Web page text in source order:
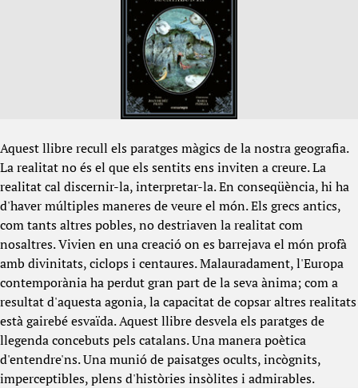
Aquest llibre recull els paratges màgics de la nostra geografia.
La realitat no és el que els sentits ens inviten a creure. La
realitat cal discernir-la, interpretar-la. En conseqüència, hi ha
d'haver múltiples maneres de veure el món. Els grecs antics,
com tants altres pobles, no destriaven la realitat com
nosaltres. Vivien en una creació on es barrejava el món profà
amb divinitats, ciclops i centaures. Malauradament, l'Europa
contemporània ha perdut gran part de la seva ànima; com a
resultat d'aquesta agonia, la capacitat de copsar altres realitats
està gairebé esvaïda. Aquest llibre desvela els paratges de
llegenda concebuts pels catalans. Una manera poètica
d'entendre'ns. Una munió de paisatges ocults, incògnits,
imperceptibles, plens d'històries insòlites i admirables.